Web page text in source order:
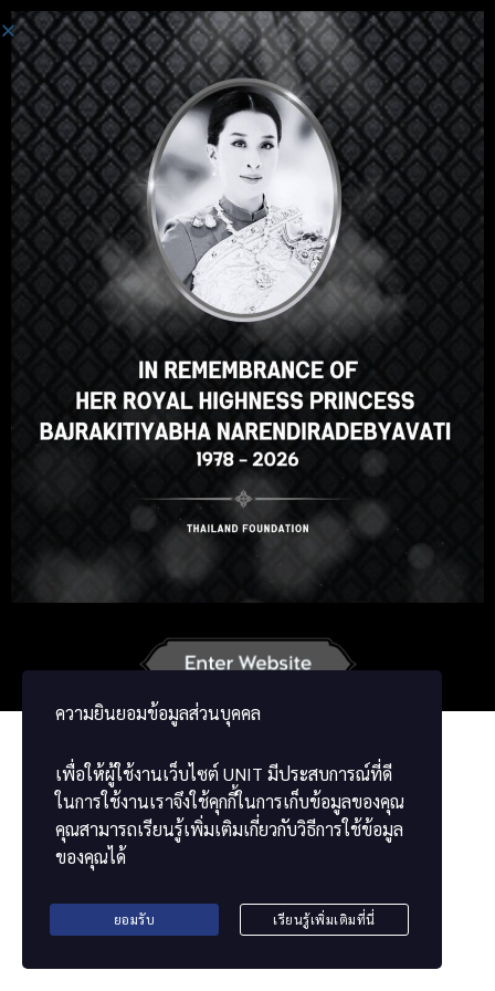
စနစ်ကို ဝင်ပါသည်။
ဟေ့အဲဒီမှာ၊အလွန်ကြီးစွာသော
သင်တန်း၊မှန်သော? သင်ကဲ့သို့ဤ
အသင်တန်းအမှတ်စဥ်?
ENROLL COURSE
ความยินยอมข้อมูลส่วนบุคคล
เพื่อให้ผู้ใช้งานเว็บไซต์ UNIT มีประสบการณ์ที่ดี
ในการใช้งานเราจึงใช้คุกกี้ในการเก็บข้อมูลของคุณ
คุณสามารถเรียนรู้เพิ่มเติมเกี่ยวกับวิธีการใช้ข้อมูล
ของคุณได้
ยอมรับ เรียนรู้เพิ่มเติมที่นี่
Select your language
English ภาษาไทย
Korean Japanese
Vietnamese
ພາສາລາວ